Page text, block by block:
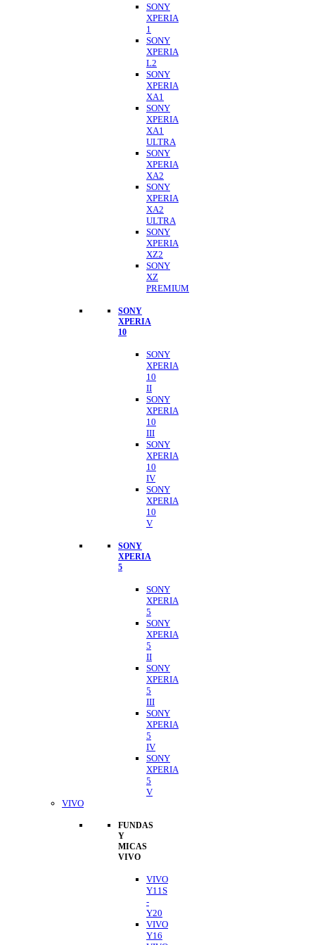
SONY
XPERIA
1
SONY
XPERIA
L2
SONY
XPERIA
XA1
SONY
XPERIA
XA1
ULTRA
SONY
XPERIA
XA2
SONY
XPERIA
XA2
ULTRA
SONY
XPERIA
XZ2
SONY
XZ
PREMIUM
SONY
XPERIA
10
SONY
XPERIA
10
II
SONY
XPERIA
10
III
SONY
XPERIA
10
IV
SONY
XPERIA
10
V
SONY
XPERIA
5
SONY
XPERIA
5
SONY
XPERIA
5
II
SONY
XPERIA
5
III
SONY
XPERIA
5
IV
SONY
XPERIA
5
V
VIVO
FUNDAS
Y
MICAS
VIVO
VIVO
Y11S
-
Y20
VIVO
Y16